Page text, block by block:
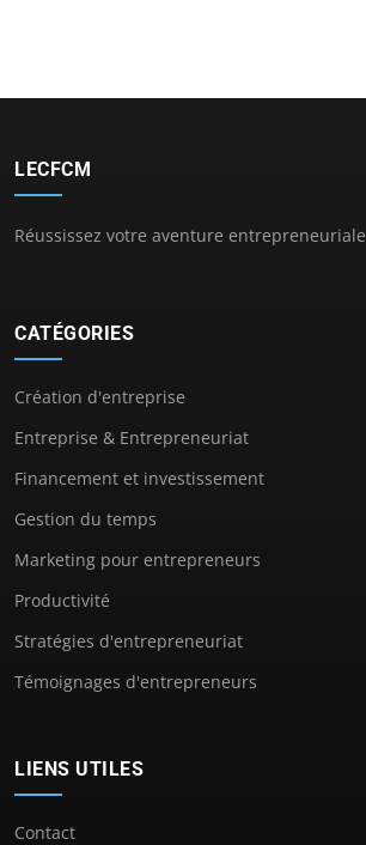
LECFCM
Réussissez votre aventure entrepreneuriale
CATÉGORIES
Création d'entreprise
Entreprise & Entrepreneuriat
Financement et investissement
Gestion du temps
Marketing pour entrepreneurs
Productivité
Stratégies d'entrepreneuriat
Témoignages d'entrepreneurs
LIENS UTILES
Contact